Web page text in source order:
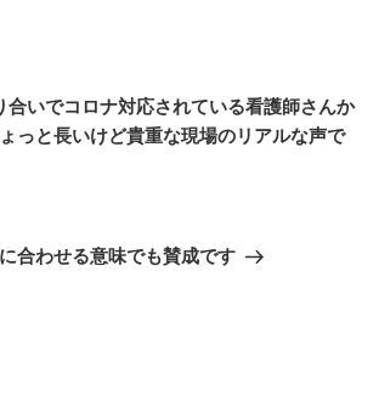
合いでコロナ対応されている看護師さんか
っと長いけど貴重な現場のリアルな声で
合わせる意味でも賛成です